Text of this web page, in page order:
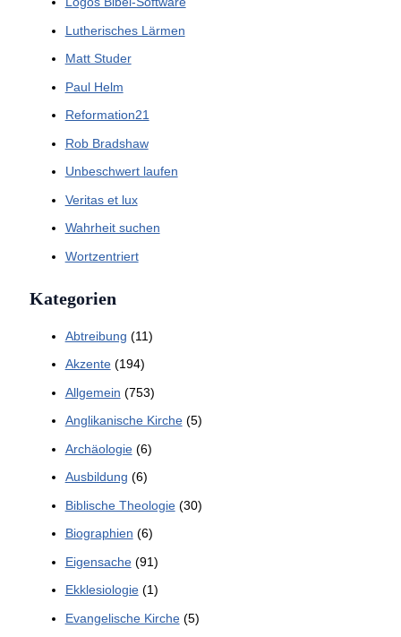
Lutherisches Lärmen
Matt Studer
Paul Helm
Reformation21
Rob Bradshaw
Unbeschwert laufen
Veritas et lux
Wahrheit suchen
Wortzentriert
Kategorien
Abtreibung (11)
Akzente(194)
Allgemein (753)
Anglikanische Kirche(5)
Archäologie(6)
Ausbildung (6)
Biblische Theologie(30)
Biographien (6)
Eigensache(91)
Ekklesiologie(1)
Evangelische Kirche(5)